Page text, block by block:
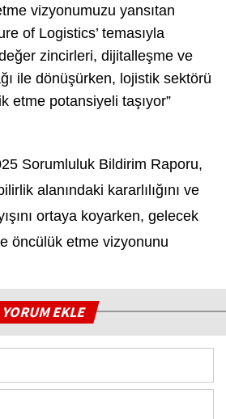
vizyonumuzu yansıtan
of Logistics’ temasıyla
zincirleri, dijitalleşme ve
ile dönüşürken, lojistik sektörü
etme potansiyeli taşıyor”
Sorumluluk Bildirim Raporu,
alanındaki kararlılığını ve
ortaya koyarken, gelecek
öncülük etme vizyonunu
YORUM EKLE